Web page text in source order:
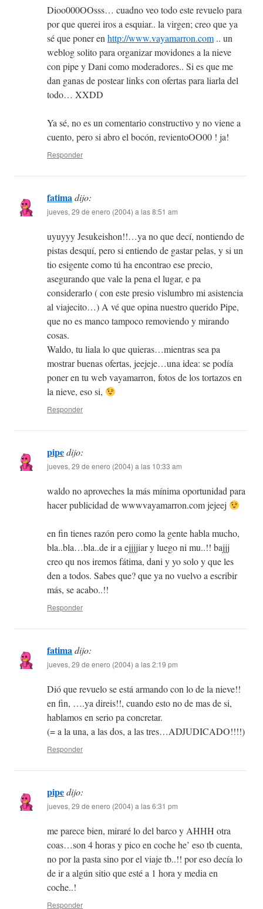
Dioo000OOsss… cuadno veo todo este revuelo para
por que querei iros a esquiar.. la virgen; creo que ya
sé que poner enhttp://www.vayamarron.com.. un
weblog solito para organizar movidones a la nieve
con pipe y Dani como moderadores.. Si es que me
dan ganas de postear links con ofertas para liarla del
todo… XXDD
Ya sé, no es un comentario constructivo y no viene a
cuento, pero si abro el bocón, revientoOO00 ! ja!
Responder
fatimadijo:
jueves, 29 de enero (2004) a las 8:51 am
uyuyyy Jesukeishon!!…ya no que decí, nontiendo de
pistas desquí, pero si entiendo de gastar pelas, y si un
tio esigente como tú ha encontrao ese precio,
asegurando que vale la pena el lugar, e pa
considerarlo ( con este presio vislumbro mi asistencia
al viajecito…) A vé que opina nuestro querido Pipe,
que no es manco tampoco removiendo y mirando
cosas.
Waldo, tu liala lo que quieras…mientras sea pa
mostrar buenas ofertas, jeejeje…una idea: se podía
poner en tu web vayamarron, fotos de los tortazos en
la nieve, eso si,
Responder
pipedijo:
jueves, 29 de enero (2004) a las 10:33 am
waldo no aproveches la más mínima oportunidad para
hacer publicidad de wwwvayamarron.com jejeej
en fin tienes razón pero como la gente habla mucho,
bla..bla…bla..de ir a ejjjjiar y luego ni mu..!! bajjj
creo qu nos iremos fátima, dani y yo solo y que les
den a todos. Sabes que? que ya no vuelvo a escribir
más, se acabo..!!
Responder
fatimadijo:
jueves, 29 de enero (2004) a las 2:19 pm
Dió que revuelo se está armando con lo de la nieve!!
en fin, ….ya direis!!, cuando esto no de mas de si,
hablamos en serio pa concretar.
(= a la una, a las dos, a las tres…ADJUDICADO!!!!)
Responder
pipedijo:
jueves, 29 de enero (2004) a las 6:31 pm
me parece bien, miraré lo del barco y AHHH otra
coas…son 4 horas y pico en coche he’ eso tb cuenta,
no por la pasta sino por el viaje tb..!! por eso decía lo
de ir a algún sitio que esté a 1 hora y media en
coche..!
Responder